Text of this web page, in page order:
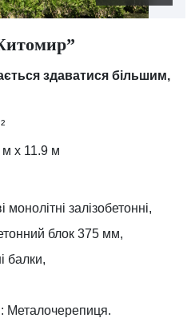
здаватися більшим,
м х 11.9 м
залізобетонні,
блок 375 мм,
балки,
Металочерепиця.